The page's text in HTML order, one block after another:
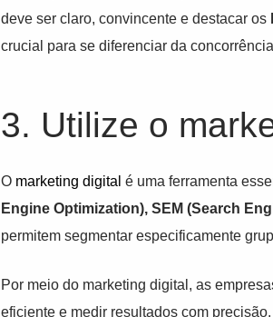
deve ser claro, convincente e destacar os
crucial para se diferenciar da
3. Utilize o
O marketing digital é uma ferramenta
Engine Optimization), SEM (Search
permitem segmentar especificamente
Por meio do marketing digital, as
eficiente e medir resultados com